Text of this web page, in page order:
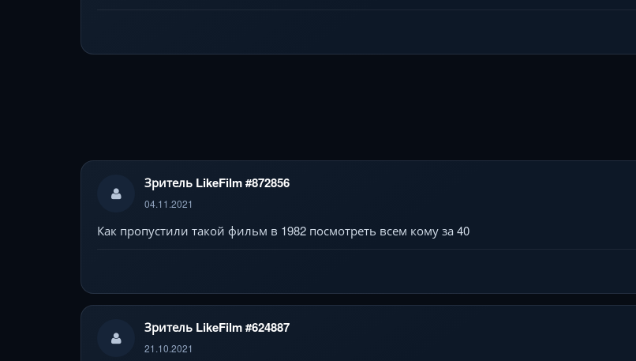
Зритель LikeFilm #872856
04.11.2021
Как пропустили такой фильм в 1982 посмотреть всем кому за 40
Зритель LikeFilm #624887
21.10.2021